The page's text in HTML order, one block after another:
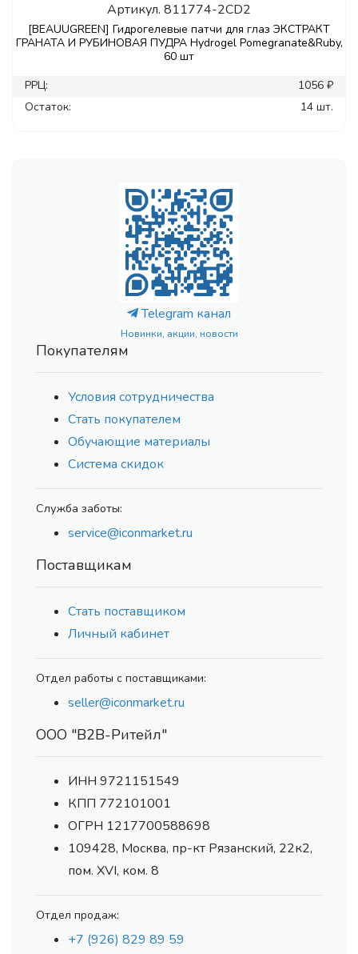
Артикул. 811774-2CD2
[BEAUUGREEN] Гидрогелевые патчи для глаз ЭКСТРАКТ
ГРАНАТА И РУБИНОВАЯ ПУДРА Hydrogel Pomegranate&Ruby,
60 шт
РРЦ:
1056 ₽
Остаток:
14 шт.
Telegram канал
Новинки, акции, новости
Покупателям
Условия сотрудничества
Стать покупателем
Обучающие материалы
Система скидок
Служба заботы:
service@iconmarket.ru
Поставщикам
Стать поставщиком
Личный кабинет
Отдел работы с поставщиками:
seller@iconmarket.ru
ООО "В2В-Ритейл"
ИНН 9721151549
КПП 772101001
ОГРН 1217700588698
109428, Москва, пр-кт Рязанский, 22к2,
пом. XVI, ком. 8
Отдел продаж:
+7 (926) 829 89 59